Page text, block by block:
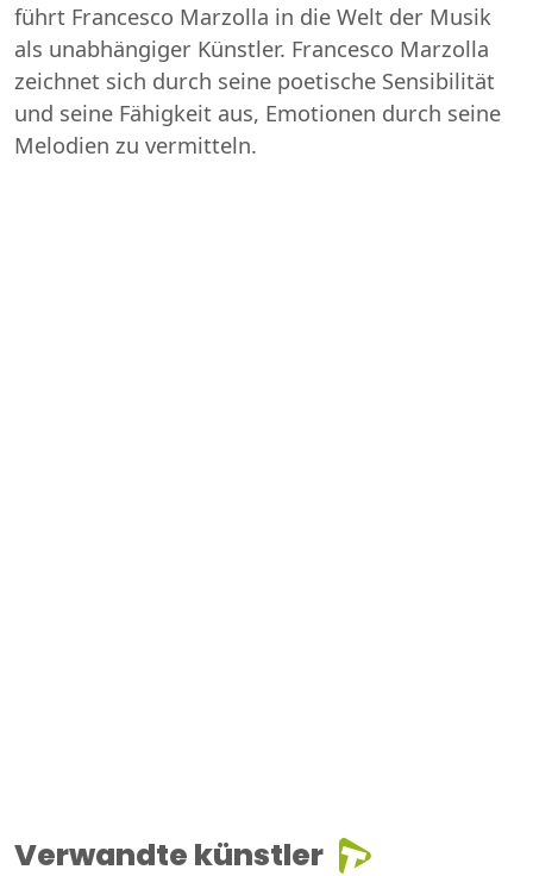
führt Francesco Marzolla in die Welt der Musik
als unabhängiger Künstler. Francesco Marzolla
zeichnet sich durch seine poetische Sensibilität
und seine Fähigkeit aus, Emotionen durch seine
Melodien zu vermitteln.
Verwandte künstler